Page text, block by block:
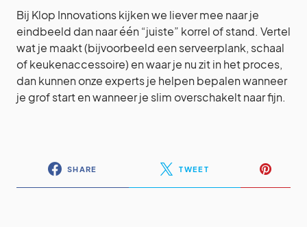
Bij Klop Innovations kijken we liever mee naar je
eindbeeld dan naar één “juiste” korrel of stand. Vertel
wat je maakt (bijvoorbeeld een serveerplank, schaal
of keukenaccessoire) en waar je nu zit in het proces,
dan kunnen onze experts je helpen bepalen wanneer
je grof start en wanneer je slim overschakelt naar fijn.
SHARE TWEET